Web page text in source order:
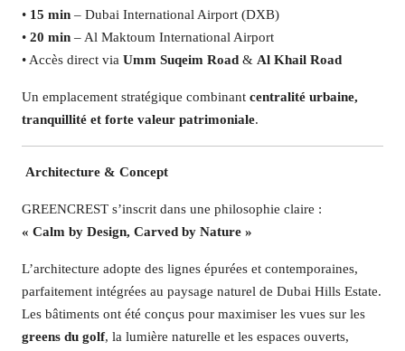
• 15 min – Dubai International Airport (DXB)
• 20 min – Al Maktoum International Airport
• Accès direct via Umm Suqeim Road & Al Khail Road
Un emplacement stratégique combinant centralité urbaine,
tranquillité et forte valeur patrimoniale.
Architecture & Concept
GREENCREST s’inscrit dans une philosophie claire :
« Calm by Design, Carved by Nature »
L’architecture adopte des lignes épurées et contemporaines,
parfaitement intégrées au paysage naturel de Dubai Hills Estate.
Les bâtiments ont été conçus pour maximiser les vues sur les
greens du golf, la lumière naturelle et les espaces ouverts,